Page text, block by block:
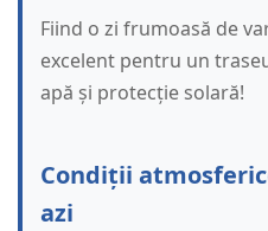
Fiind o zi frumoasă de
excelent pentru un
apă și protecție solară!
Condiții
azi